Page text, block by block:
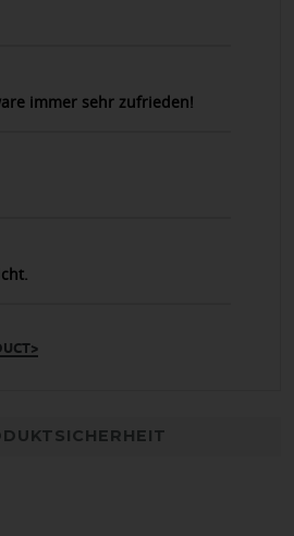
immer sehr zufrieden!